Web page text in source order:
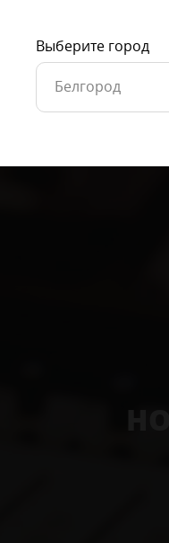
Выберите город
Белгород